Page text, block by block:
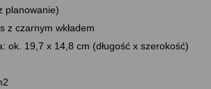
planowanie)
z czarnym wkładem
ok. 19,7 x 14,8 cm (długość x szerokość)